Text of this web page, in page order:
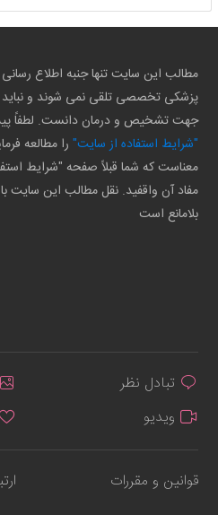
مطالب این سایت تنها جنبه اطلاع
پزشکی تخصصی تلقی نمی شوند و نباید
جهت تشخیص و درمان دانست. لطفاً
"شرایط استفاده از سایت" را مطالعه
معناست که شما قبلاً صفحه "شرایط
مفاد آن واقفید. نقل مطالب این سایت
بلامانع است
تبادل نظر
ویدیو
قوانین و مقررات